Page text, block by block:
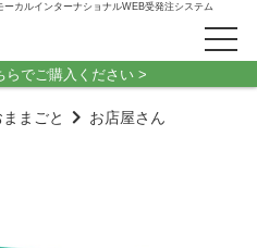
ーカルインターナショナルWEB受発注システム
らでご購入ください >
ままごと お店屋さん